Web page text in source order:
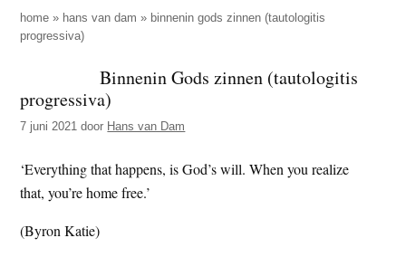
p
d
z
e
i
t
e
i
n
n
d
z
e
s
home » hans van dam » binnenin gods zinnen (tautologitis
progressiva)
Binnenin Gods zinnen (tautologitis
progressiva)
7 juni 2021 door Hans van Dam
‘Everything that happens, is God’s will. When you realize
that, you’re home free.’
(Byron Katie)